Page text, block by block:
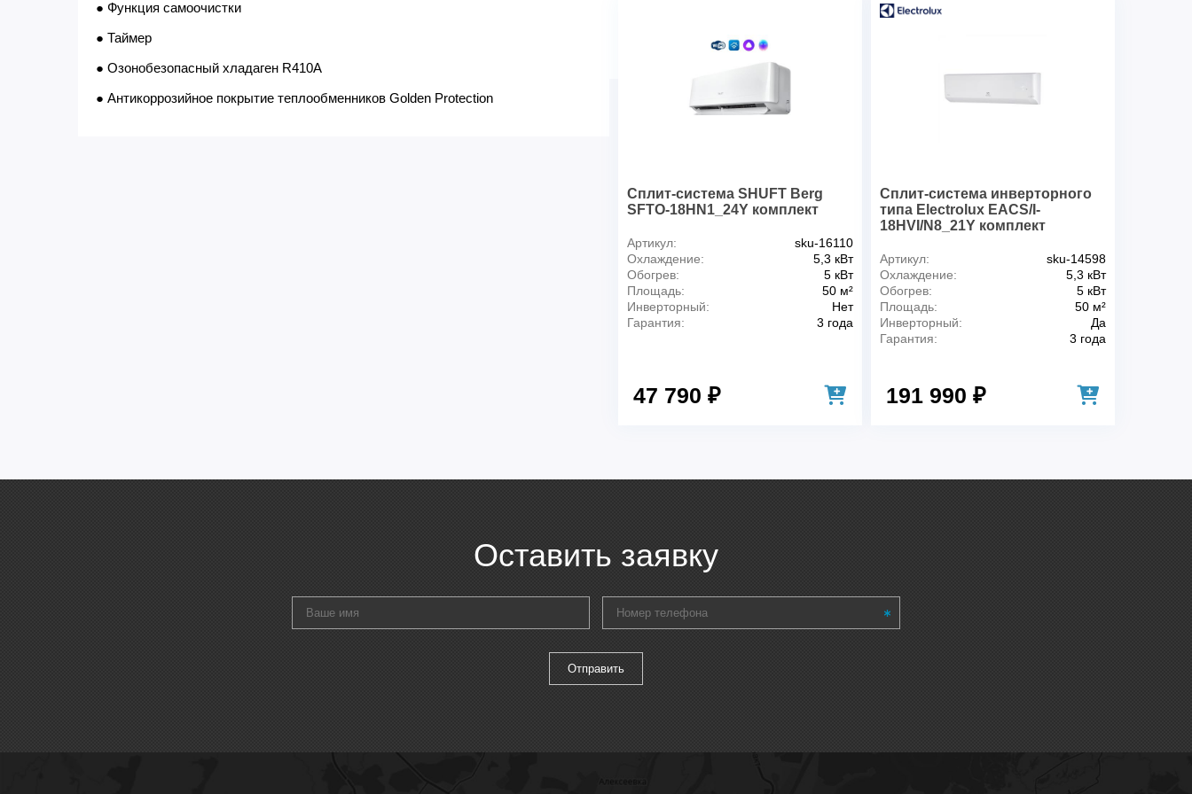
● Функция самоочистки
● Таймер
● Озонобезопасный хладаген R410A
● Антикоррозийное покрытие теплообменников Golden Protection
Внешний блок
Сплит-система SHUFT Berg
SFTO-18HN1_24Y комплект
Артикул:
sku-16110
Охлаждение:
5,3 кВт
Обогрев:
5 кВт
Площадь:
50 м²
Инверторный:
Нет
Гарантия:
3 года
47 790 ₽
Сплит-система инверторного
типа Electrolux EACS/I-
18HVI/N8_21Y комплект
Артикул:
sku-14598
Охлаждение:
5,3 кВт
Обогрев:
5 кВт
Площадь:
50 м²
Инверторный:
Да
Гарантия:
3 года
191 990 ₽
Оставить заявку